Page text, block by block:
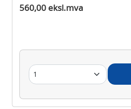
560,00 eksl.mva